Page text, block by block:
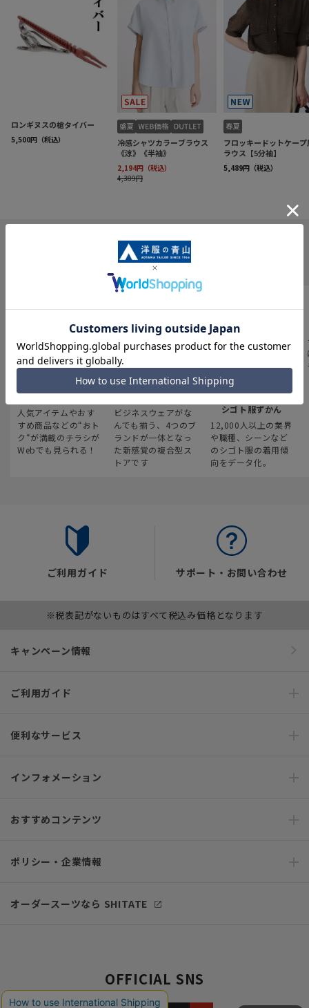
INFORMATION
最新のお買い得情報
人気アイテムやおす
すめ商品などの“おト
ク“が満載のチラシが
Webでも見られる！
スーツスクエア
ビジネスウェアがな
んでも揃う、4つのブ
ランドが一体となっ
た新感覚の複合型ス
トアです
みんなの
シゴト服ずかん
12,000人以上の業界
や職種、シーンなど
のシゴト服の着用傾
向をデータ化。
ご利用ガイド サポート・お問い合わせ
※税表記がないものはすべて税込み価格となります
キャンペーン情報
ご利用ガイド
便利なサービス
インフォメーション
おすすめコンテンツ
ポリシー・企業情報
オーダースーツなら SHITATE
OFFICIAL SNS